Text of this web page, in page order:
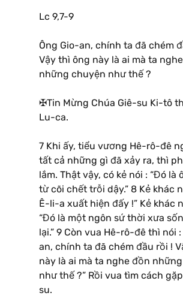
Lc 9,7-9
Ông Gio-an, chính ta đã chém
Vậy thì ông này là ai mà ta
những chuyện như thế ?
✠Tin Mừng Chúa Giê-su Ki-tô
Lu-ca.
7 Khi ấy, tiểu vương Hê-rô-đê
tất cả những gì đã xảy ra, thì
lắm. Thật vậy, có kẻ nói : “Đó là
từ cõi chết trỗi dậy.” 8 Kẻ khác
Ê-li-a xuất hiện đấy !” Kẻ khác
“Đó là một ngôn sứ thời xưa
lại.” 9 Còn vua Hê-rô-đê thì nói :
an, chính ta đã chém đầu rồi !
này là ai mà ta nghe đồn
như thế ?” Rồi vua tìm cách
su.